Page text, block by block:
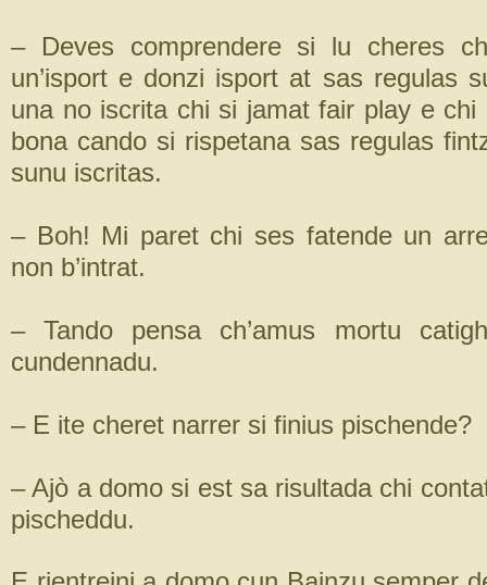
– Deves comprendere si lu cheres
un’isport e donzi isport at sas regulas
una no iscrita chi si jamat fair play e chi
bona cando si rispetana sas regulas
sunu iscritas.
– Boh! Mi paret chi ses fatende un
non b’intrat.
– Tando pensa ch’amus mortu
cundennadu.
– E ite cheret narrer si finius pischende?
– Ajò a domo si est sa risultada chi
pischeddu.